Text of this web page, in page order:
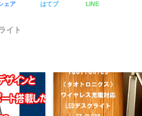
ェア はてブ LINE
イト